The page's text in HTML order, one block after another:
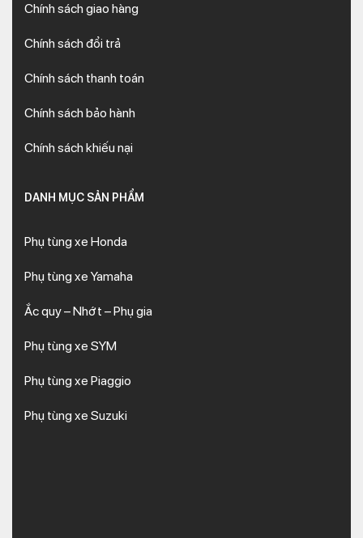
Chính sách giao hàng
Chính sách đổi trả
Chính sách thanh toán
Chính sách bảo hành
Chính sách khiếu nại
DANH MỤC SẢN PHẨM
Phụ tùng xe Honda
Phụ tùng xe Yamaha
Ắc quy – Nhớt – Phụ gia
Phụ tùng xe SYM
Phụ tùng xe Piaggio
Phụ tùng xe Suzuki